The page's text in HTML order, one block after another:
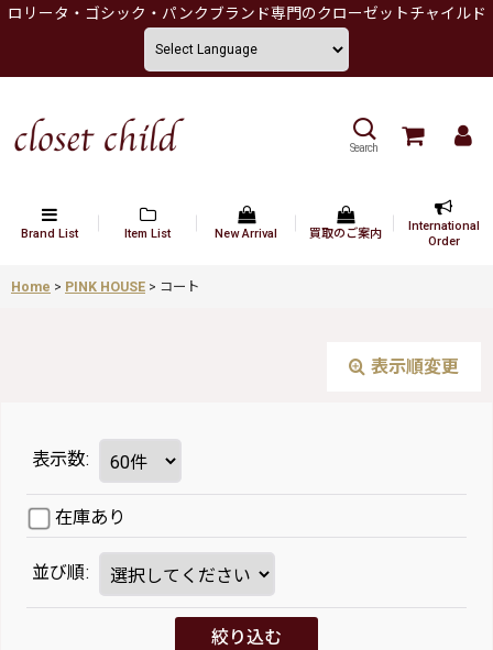
ロリータ・ゴシック・パンクブランド専門のクローゼットチャイルド
Search
Brand List Item List New Arrival 買取のご案内
International
Order
Home > PINK HOUSE > コート
表示順変更
表示数:
在庫あり
並び順:
絞り込む